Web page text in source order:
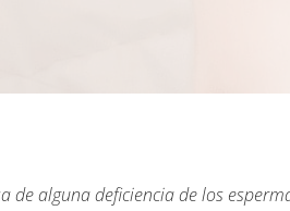
alguna deficiencia de los